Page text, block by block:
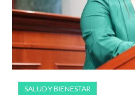
SALUD Y BIENESTAR